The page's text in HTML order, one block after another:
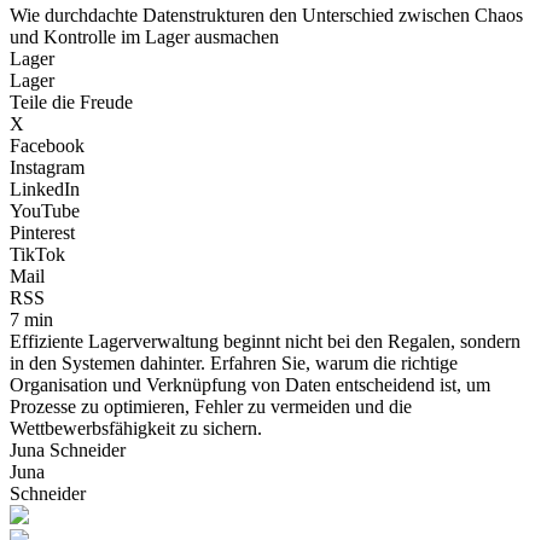
Wie durchdachte Datenstrukturen den Unterschied zwischen Chaos
und Kontrolle im Lager ausmachen
Lager
Lager
Teile die Freude
X
Facebook
Instagram
LinkedIn
YouTube
Pinterest
TikTok
Mail
RSS
7 min
Effiziente Lagerverwaltung beginnt nicht bei den Regalen, sondern
in den Systemen dahinter. Erfahren Sie, warum die richtige
Organisation und Verknüpfung von Daten entscheidend ist, um
Prozesse zu optimieren, Fehler zu vermeiden und die
Wettbewerbsfähigkeit zu sichern.
Juna Schneider
Juna
Schneider